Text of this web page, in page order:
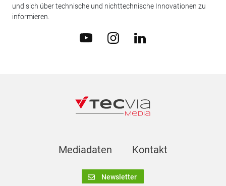
und sich über technische und nichttechnische Innovationen zu
informieren.
Mediadaten Kontakt
Newsletter